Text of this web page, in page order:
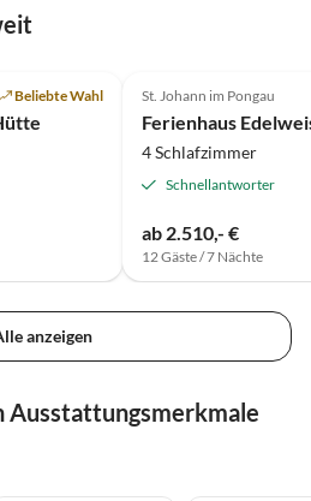
Beliebte Wahl St. Johann im Pongau
4 Schlafzimmer
Schnellantworter
ab 2.510,- €
12 Gäste / 7 Nächte
anzeigen
Ausstattungsmerkmale